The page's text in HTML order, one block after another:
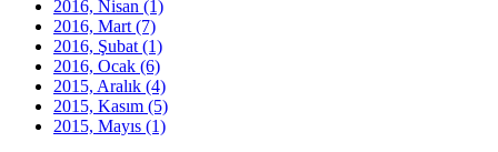
2016, Nisan (1)
2016, Mart (7)
2016, Şubat (1)
2016, Ocak (6)
2015, Aralık (4)
2015, Kasım (5)
2015, Mayıs (1)